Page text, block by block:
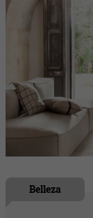
Belleza